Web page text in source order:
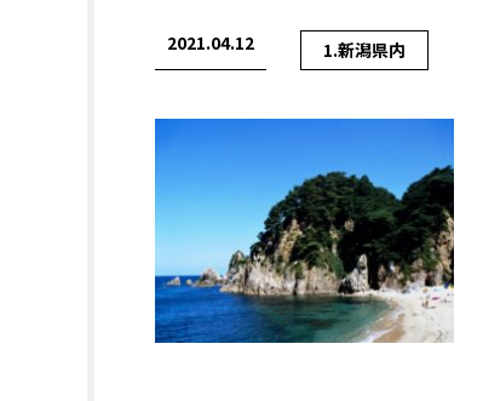
2021.04.12 1.新潟県内